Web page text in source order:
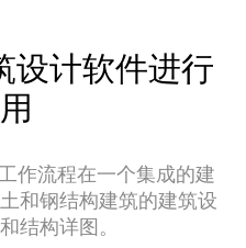
设计软件进行
作流程在一个集成的建
和钢结构建筑的建筑设
结构详图。